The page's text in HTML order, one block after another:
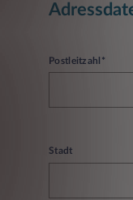
Postleitzahl*
Stadt